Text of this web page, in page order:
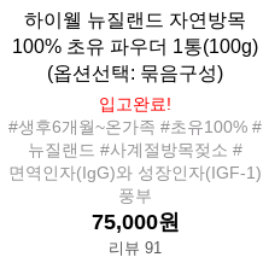
하이웰 뉴질랜드 자연방목
100% 초유 파우더 1통(100g)
(옵션선택: 묶음구성)
입고완료!
#생후6개월~온가족 #초유100% #
뉴질랜드 #사계절방목젖소 #
면역인자(IgG)와 성장인자(IGF-1)
풍부
75,000원
리뷰 91